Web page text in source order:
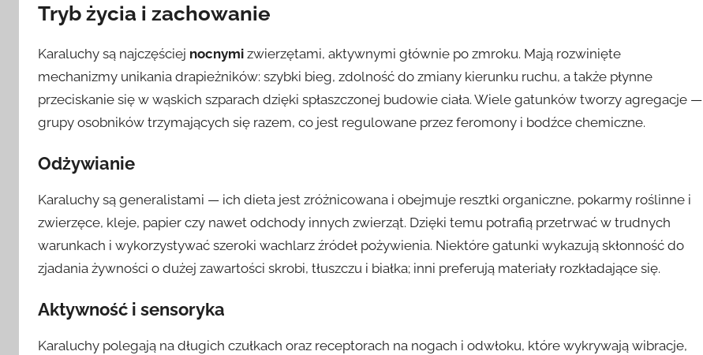
Tryb życia i zachowanie
Karaluchy są najczęściej nocnymi zwierzętami, aktywnymi głównie po zmroku. Mają rozwinięte
mechanizmy unikania drapieżników: szybki bieg, zdolność do zmiany kierunku ruchu, a także płynne
przeciskanie się w wąskich szparach dzięki spłaszczonej budowie ciała. Wiele gatunków tworzy agregacje —
grupy osobników trzymających się razem, co jest regulowane przez feromony i bodźce chemiczne.
Odżywianie
Karaluchy są generalistami — ich dieta jest zróżnicowana i obejmuje resztki organiczne, pokarmy roślinne i
zwierzęce, kleje, papier czy nawet odchody innych zwierząt. Dzięki temu potrafią przetrwać w trudnych
warunkach i wykorzystywać szeroki wachlarz źródeł pożywienia. Niektóre gatunki wykazują skłonność do
zjadania żywności o dużej zawartości skrobi, tłuszczu i białka; inni preferują materiały rozkładające się.
Aktywność i sensoryka
Karaluchy polegają na długich czułkach oraz receptorach na nogach i odwłoku, które wykrywają wibracje,